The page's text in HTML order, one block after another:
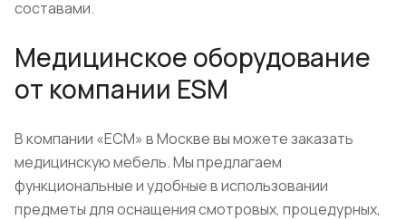
составами.
Медицинское оборудование
от компании ESM
В компании «ЕСМ» в Москве вы можете заказать
медицинскую мебель. Мы предлагаем
функциональные и удобные в использовании
предметы для оснащения смотровых, процедурных,